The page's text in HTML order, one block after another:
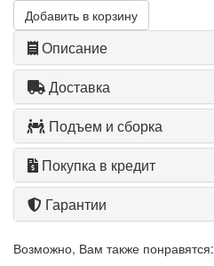
Добавить в корзину
Описание
Доставка
Подъем и сборка
Покупка в кредит
Гарантии
Возможно, Вам также понравятся: